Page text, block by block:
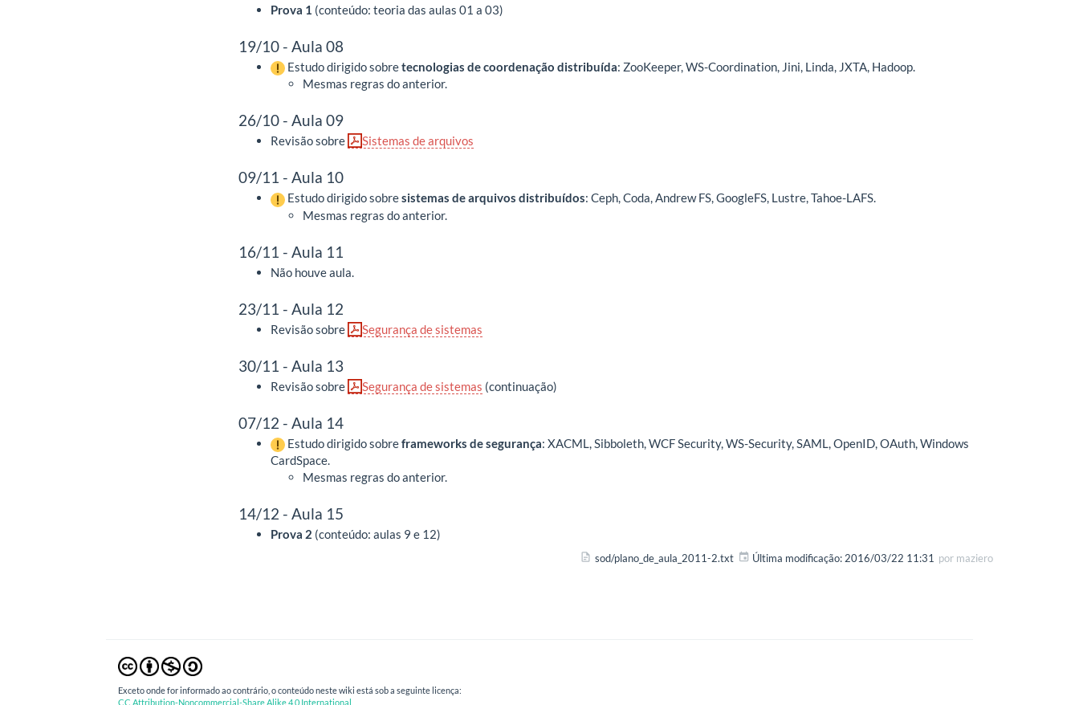
Prova 1 (conteúdo: teoria das aulas 01 a 03)
19/10 - Aula 08
Estudo dirigido sobretecnologias de coordenação distribuída: ZooKeeper, WS-Coordination, Jini, Linda, JXTA, Hadoop.
Mesmas regras do anterior.
26/10 - Aula 09
Revisão sobre Sistemas de arquivos
09/11 - Aula 10
Estudo dirigido sobresistemas de arquivos distribuídos: Ceph, Coda, Andrew FS, GoogleFS, Lustre, Tahoe-LAFS.
Mesmas regras do anterior.
16/11 - Aula 11
Não houve aula.
23/11 - Aula 12
Revisão sobre Segurança de sistemas
30/11 - Aula 13
Revisão sobre Segurança de sistemas (continuação)
07/12 - Aula 14
Estudo dirigido sobreframeworks de segurança: XACML, Sibboleth, WCF Security, WS-Security, SAML, OpenID, OAuth, Windows
CardSpace.
Mesmas regras do anterior.
14/12 - Aula 15
Prova 2 (conteúdo: aulas 9 e 12)
sod/plano_de_aula_2011-2.txt Última modificação:2016/03/22 11:31 por maziero
Exceto onde for informado ao contrário, o conteúdo neste wiki está sob a seguinte licença:
CC Attribution-Noncommercial-Share Alike 4.0 International